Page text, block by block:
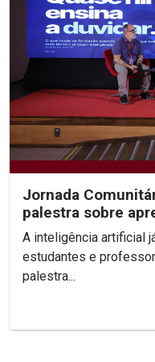
Jornada
palestra sobre
A inteligência artificial
estudantes e
palestra...